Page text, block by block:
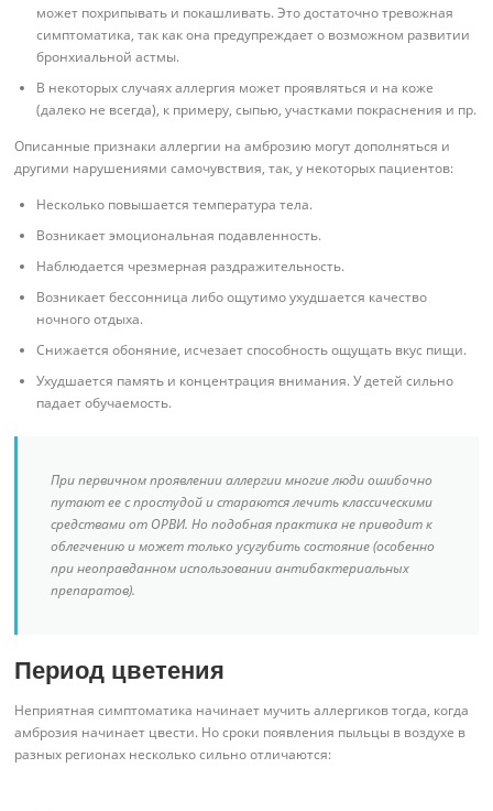
может похрипывать и покашливать. Это достаточно тревожная
симптоматика, так как она предупреждает о возможном развитии
бронхиальной астмы.
В некоторых случаях аллергия может проявляться и на коже
(далеко не всегда), к примеру, сыпью, участками покраснения и пр.
Описанные признаки аллергии на амброзию могут дополняться и
другими нарушениями самочувствия, так, у некоторых пациентов:
Несколько повышается температура тела.
Возникает эмоциональная подавленность.
Наблюдается чрезмерная раздражительность.
Возникает бессонница либо ощутимо ухудшается качество
ночного отдыха.
Снижается обоняние, исчезает способность ощущать вкус пищи.
Ухудшается память и концентрация внимания. У детей сильно
падает обучаемость.
При первичном проявлении аллергии многие люди ошибочно
путают ее с простудой и стараются лечить классическими
средствами от ОРВИ. Но подобная практика не приводит к
облегчению и может только усугубить состояние (особенно
при неоправданном использовании антибактериальных
препаратов).
Период цветения
Неприятная симптоматика начинает мучить аллергиков тогда, когда
амброзия начинает цвести. Но сроки появления пыльцы в воздухе в
разных регионах несколько сильно отличаются: